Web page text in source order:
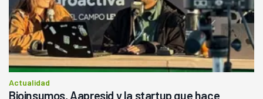
Actualidad
Bioinsumos, Aapresid y la startup que hace